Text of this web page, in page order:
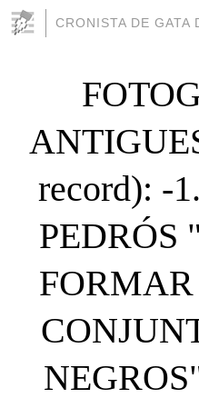
CRONISTA DE GATA
record): -
PEDRÓS